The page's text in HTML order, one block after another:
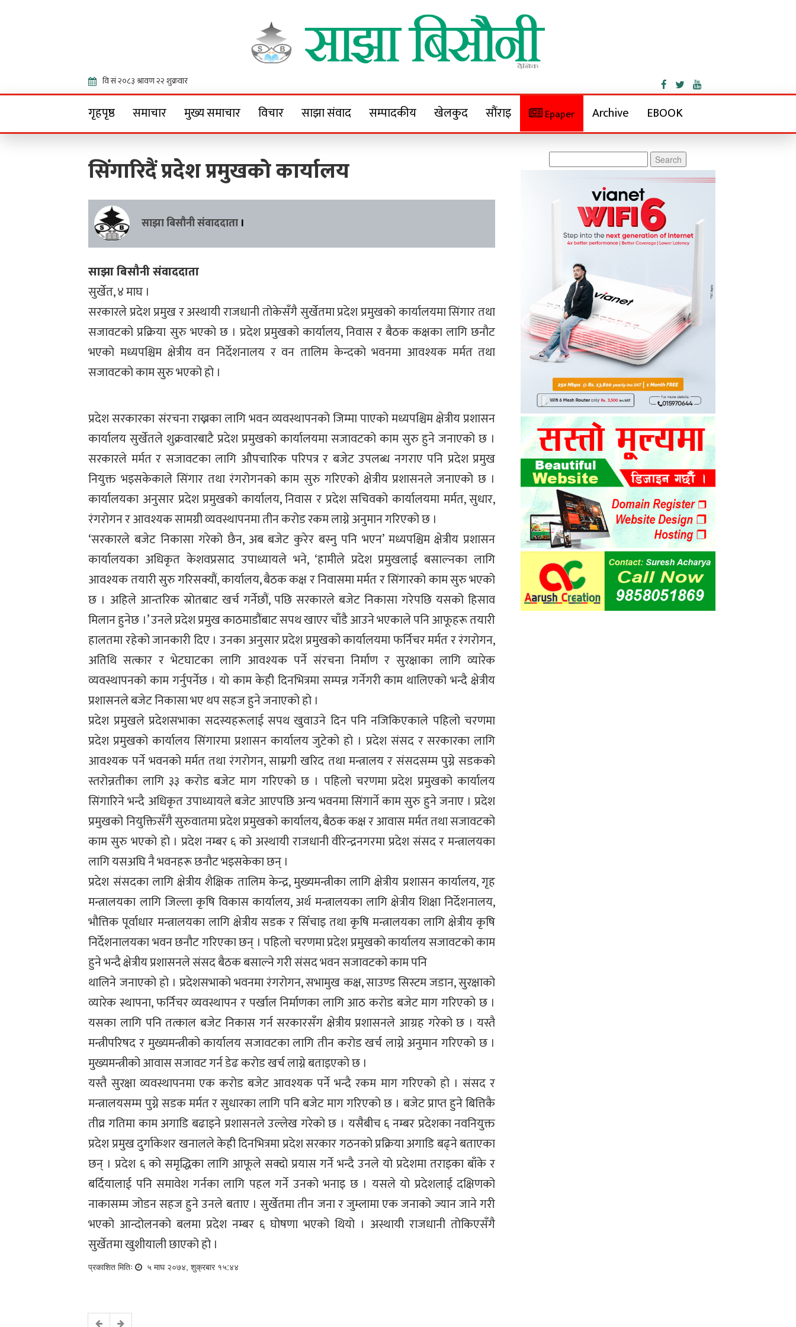
Sajha Bisaunee
गृहपृष्ठ समाचार मुख्य समाचार विचार साझा संवाद सम्पादकीय खेलकुद सौंराइ Epaper Archive EBOOK
सिंगारिदैं प्रदेश प्रमुखको कार्यालय
साझा बिसौनी संवाददाता ।
साझा बिसौनी संवाददाता
सुर्खेत, ४ माघ ।
सरकारले प्रदेश प्रमुख र अस्थायी राजधानी तोकेसँगै सुर्खेतमा प्रदेश प्रमुखको कार्यालयमा सिंगार तथा
सजावटको प्रक्रिया सुरु भएको छ । प्रदेश प्रमुखको कार्यालय, निवास र बैठक कक्षका लागि छनौट
भएको मध्यपश्चिम क्षेत्रीय वन निर्देशनालय र वन तालिम केन्दको भवनमा आवश्यक मर्मत तथा
सजावटको काम सुरु भएको हो ।
प्रदेश सरकारका संरचना राख्नका लागि भवन व्यवस्थापनको जिम्मा पाएको मध्यपश्चिम क्षेत्रीय प्रशासन
कार्यालय सुर्खेतले शुक्रवारबाटै प्रदेश प्रमुखको कार्यालयमा सजावटको काम सुरु हुने जनाएको छ ।
सरकारले मर्मत र सजावटका लागि औपचारिक परिपत्र र बजेट उपलब्ध नगराए पनि प्रदेश प्रमुख
नियुक्त भइसकेकाले सिंगार तथा रंगरोगनको काम सुरु गरिएको क्षेत्रीय प्रशासनले जनाएको छ ।
कार्यालयका अनुसार प्रदेश प्रमुखको कार्यालय, निवास र प्रदेश सचिवको कार्यालयमा मर्मत, सुधार,
रंगरोगन र आवश्यक सामग्री व्यवस्थापनमा तीन करोड रकम लाग्ने अनुमान गरिएको छ ।
‘सरकारले बजेट निकासा गरेको छैन, अब बजेट कुरेर बस्नु पनि भएन’ मध्यपश्चिम क्षेत्रीय प्रशासन
कार्यालयका अधिकृत केशवप्रसाद उपाध्यायले भने, ‘हामीले प्रदेश प्रमुखलाई बसाल्नका लागि
आवश्यक तयारी सुरु गरिसक्यौं, कार्यालय, बैठक कक्ष र निवासमा मर्मत र सिंगारको काम सुरु भएको
छ । अहिले आन्तरिक स्रोतबाट खर्च गर्नेछौं, पछि सरकारले बजेट निकासा गरेपछि यसको हिसाव
मिलान हुनेछ ।’ उनले प्रदेश प्रमुख काठमाडौंबाट सपथ खाएर चाँडै आउने भएकाले पनि आफूहरू तयारी
हालतमा रहेको जानकारी दिए । उनका अनुसार प्रदेश प्रमुखको कार्यालयमा फर्निचर मर्मत र रंगरोगन,
अतिथि सत्कार र भेटघाटका लागि आवश्यक पर्ने संरचना निर्माण र सुरक्षाका लागि व्यारेक
व्यवस्थापनको काम गर्नुपर्नेछ । यो काम केही दिनभित्रमा सम्पन्न गर्नेगरी काम थालिएको भन्दै क्षेत्रीय
प्रशासनले बजेट निकासा भए थप सहज हुने जनाएको हो ।
प्रदेश प्रमुखले प्रदेशसभाका सदस्यहरूलाई सपथ खुवाउने दिन पनि नजिकिएकाले पहिलो चरणमा
प्रदेश प्रमुखको कार्यालय सिंगारमा प्रशासन कार्यालय जुटेको हो । प्रदेश संसद र सरकारका लागि
आवश्यक पर्ने भवनको मर्मत तथा रंगरोगन, साम्रगी खरिद तथा मन्त्रालय र संसदसम्म पुग्ने सडकको
स्तरोन्नतीका लागि ३३ करोड बजेट माग गरिएको छ । पहिलो चरणमा प्रदेश प्रमुखको कार्यालय
सिंगारिने भन्दै अधिकृत उपाध्यायले बजेट आएपछि अन्य भवनमा सिंगार्ने काम सुरु हुने जनाए । प्रदेश
प्रमुखको नियुक्तिसँगै सुरुवातमा प्रदेश प्रमुखको कार्यालय, बैठक कक्ष र आवास मर्मत तथा सजावटको
काम सुरु भएको हो । प्रदेश नम्बर ६ को अस्थायी राजधानी वीरेन्द्रनगरमा प्रदेश संसद र मन्त्रालयका
लागि यसअघि नै भवनहरू छनौट भइसकेका छन् ।
प्रदेश संसदका लागि क्षेत्रीय शैक्षिक तालिम केन्द्र, मुख्यमन्त्रीका लागि क्षेत्रीय प्रशासन कार्यालय, गृह
मन्त्रालयका लागि जिल्ला कृषि विकास कार्यालय, अर्थ मन्त्रालयका लागि क्षेत्रीय शिक्षा निर्देशनालय,
भौत्तिक पूर्वाधार मन्त्रालयका लागि क्षेत्रीय सडक र सिँचाइ तथा कृषि मन्त्रालयका लागि क्षेत्रीय कृषि
निर्देशनालयका भवन छनौट गरिएका छन् । पहिलो चरणमा प्रदेश प्रमुखको कार्यालय सजावटको काम
हुने भन्दै क्षेत्रीय प्रशासनले संसद बैठक बसाल्ने गरी संसद भवन सजावटको काम पनि
थालिने जनाएको हो । प्रदेशसभाको भवनमा रंगरोगन, सभामुख कक्ष, साउण्ड सिस्टम जडान, सुरक्षाको
व्यारेक स्थापना, फर्निचर व्यवस्थापन र पर्खाल निर्माणका लागि आठ करोड बजेट माग गरिएको छ ।
यसका लागि पनि तत्काल बजेट निकास गर्न सरकारसँग क्षेत्रीय प्रशासनले आग्रह गरेको छ । यस्तै
मन्त्रीपरिषद र मुख्यमन्त्रीको कार्यालय सजावटका लागि तीन करोड खर्च लाग्ने अनुमान गरिएको छ ।
मुख्यमन्त्रीको आवास सजावट गर्न डेढ करोड खर्च लाग्ने बताइएको छ ।
यस्तै सुरक्षा व्यवस्थापनमा एक करोड बजेट आवश्यक पर्ने भन्दै रकम माग गरिएको हो । संसद र
मन्त्रालयसम्म पुग्ने सडक मर्मत र सुधारका लागि पनि बजेट माग गरिएको छ । बजेट प्राप्त हुने बित्तिकै
तीव्र गतिमा काम अगाडि बढाइने प्रशासनले उल्लेख गरेको छ । यसैबीच ६ नम्बर प्रदेशका नवनियुक्त
प्रदेश प्रमुख दुर्गाकेशर खनालले केही दिनभित्रमा प्रदेश सरकार गठनको प्रक्रिया अगाडि बढ्ने बताएका
छन् । प्रदेश ६ को समृद्धिका लागि आफूले सक्दो प्रयास गर्ने भन्दै उनले यो प्रदेशमा तराइका बाँके र
बर्दियालाई पनि समावेश गर्नका लागि पहल गर्ने उनको भनाइ छ । यसले यो प्रदेशलाई दक्षिणको
नाकासम्म जोडन सहज हुने उनले बताए । सुर्खेतमा तीन जना र जुम्लामा एक जनाको ज्यान जाने गरी
भएको आन्दोलनको बलमा प्रदेश नम्बर ६ घोषणा भएको थियो । अस्थायी राजधानी तोकिएसँगै
सुर्खेतमा खुशीयाली छाएको हो ।
प्रकाशित मितिः ५ माघ २०७४, शुक्रबार १५:४४
for: